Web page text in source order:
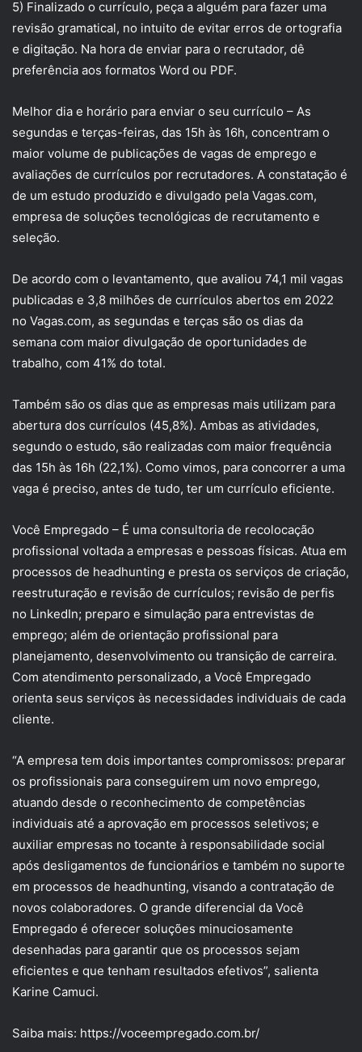
5) Finalizado o currículo, peça a alguém para fazer uma
revisão gramatical, no intuito de evitar erros de ortografia
e digitação. Na hora de enviar para o recrutador, dê
preferência aos formatos Word ou PDF.
Melhor dia e horário para enviar o seu currículo – As
segundas e terças-feiras, das 15h às 16h, concentram o
maior volume de publicações de vagas de emprego e
avaliações de currículos por recrutadores. A constatação é
de um estudo produzido e divulgado pela Vagas.com,
empresa de soluções tecnológicas de recrutamento e
seleção.
De acordo com o levantamento, que avaliou 74,1 mil vagas
publicadas e 3,8 milhões de currículos abertos em 2022
no Vagas.com, as segundas e terças são os dias da
semana com maior divulgação de oportunidades de
trabalho, com 41% do total.
Também são os dias que as empresas mais utilizam para
abertura dos currículos (45,8%). Ambas as atividades,
segundo o estudo, são realizadas com maior frequência
das 15h às 16h (22,1%). Como vimos, para concorrer a uma
vaga é preciso, antes de tudo, ter um currículo eficiente.
Você Empregado – É uma consultoria de recolocação
profissional voltada a empresas e pessoas físicas. Atua em
processos de headhunting e presta os serviços de criação,
reestruturação e revisão de currículos; revisão de perfis
no LinkedIn; preparo e simulação para entrevistas de
emprego; além de orientação profissional para
planejamento, desenvolvimento ou transição de carreira.
Com atendimento personalizado, a Você Empregado
orienta seus serviços às necessidades individuais de cada
cliente.
“A empresa tem dois importantes compromissos: preparar
os profissionais para conseguirem um novo emprego,
atuando desde o reconhecimento de competências
individuais até a aprovação em processos seletivos; e
auxiliar empresas no tocante à responsabilidade social
após desligamentos de funcionários e também no suporte
em processos de headhunting, visando a contratação de
novos colaboradores. O grande diferencial da Você
Empregado é oferecer soluções minuciosamente
desenhadas para garantir que os processos sejam
eficientes e que tenham resultados efetivos”, salienta
Karine Camuci.
Saiba mais: https://voceempregado.com.br/